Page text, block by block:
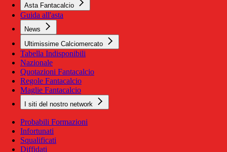
Asta Fantacalcio
Guida all'asta
News
Ultimissime Calciomercato
Tabella Indisponibili
Nazionale
Quotazioni Fantacalcio
Regole Fantacalcio
Maglie Fantacalcio
I siti del nostro network
Probabili Formazioni
Infortunati
Squalificati
Diffidati